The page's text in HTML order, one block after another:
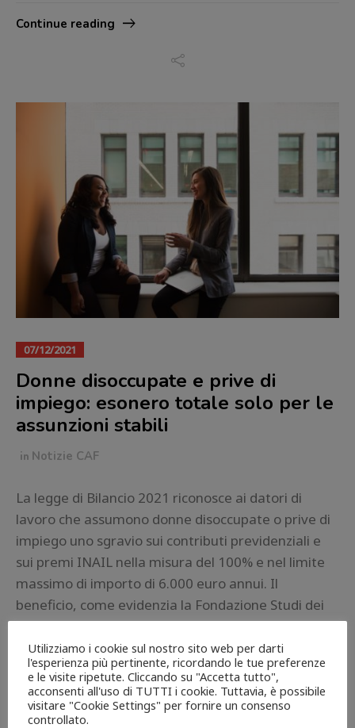
Continue reading
07/12/2021
Donne disoccupate e prive di
impiego: esonero totale solo per le
assunzioni stabili
in Notizie CAF
La legge di Bilancio 2021 riconosce ai datori di
lavoro che assumono donne disoccupate o prive di
impiego uno sgravio sui contributi previdenziali e
sui premi INAIL nella misura del 100% e nel limite
massimo di importo di 6.000 euro annui. Il
beneficio, come evidenzia la Fondazione Studi dei
Consulenti del lavoro nell’approfondimento del 19
[…]
Continue reading
Utilizziamo i cookie sul nostro sito web per darti
l'esperienza più pertinente, ricordando le tue preferenze
e le visite ripetute. Cliccando su "Accetta tutto",
acconsenti all'uso di TUTTI i cookie. Tuttavia, è possibile
visitare "Cookie Settings" per fornire un consenso
controllato.